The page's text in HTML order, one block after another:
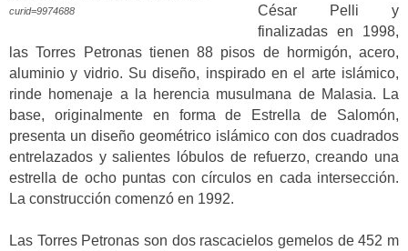
curid=9974688
César Pelli y
finalizadas en 1998,
las Torres Petronas tienen 88 pisos de hormigón, acero,
aluminio y vidrio. Su diseño, inspirado en el arte islámico,
rinde homenaje a la herencia musulmana de Malasia. La
base, originalmente en forma de Estrella de Salomón,
presenta un diseño geométrico islámico con dos cuadrados
entrelazados y salientes lóbulos de refuerzo, creando una
estrella de ocho puntas con círculos en cada intersección.
La construcción comenzó en 1992.
Las Torres Petronas son dos rascacielos gemelos de 452 m